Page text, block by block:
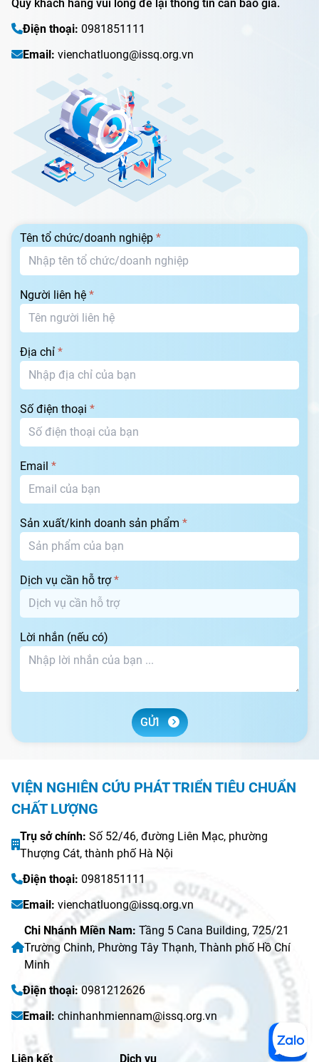
Quý khách hàng vui lòng để lại thông tin cần báo giá.
Điện thoại: 0981851111
Email: vienchatluong@issq.org.vn
Tên tổ chức/doanh nghiệp *
Người liên hệ *
Địa chỉ *
Số điện thoại *
Email *
Sản xuất/kinh doanh sản phẩm *
Dịch vụ cần hỗ trợ*
Lời nhắn (nếu có)
GỬI
VIỆN NGHIÊN CỨU PHÁT TRIỂN TIÊU CHUẨN
CHẤT LƯỢNG
Trụ sở chính: Số 52/46, đường Liên Mạc, phường
Thượng Cát, thành phố Hà Nội
Điện thoại: 0981851111
Email: vienchatluong@issq.org.vn
Chi Nhánh Miền Nam: Tầng 5 Cana Building, 725/21
Trường Chinh, Phường Tây Thạnh, Thành phố Hồ Chí
Minh
Điện thoại: 0981212626
Email: chinhanhmiennam@issq.org.vn
Liên kết Dịch vụ